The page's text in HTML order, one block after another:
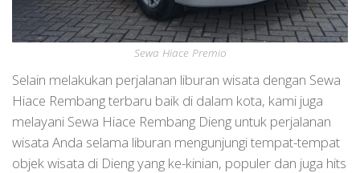
Sewa Hiace Premio
Selain melakukan perjalanan liburan wisata dengan Sewa
Hiace Rembang terbaru baik di dalam kota, kami juga
melayani Sewa Hiace Rembang Dieng untuk perjalanan
wisata Anda selama liburan mengunjungi tempat-tempat
objek wisata di Dieng yang ke-kinian, populer dan juga hits